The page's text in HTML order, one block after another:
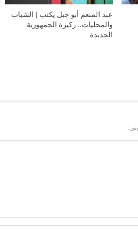
عبد المنعم أبو جبل يكتب | الشباب
والمحليات.. ركيزة الجمهورية
الجديدة